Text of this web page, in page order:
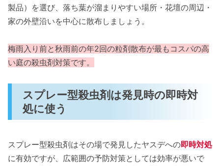
製品）を選び、落ち葉が溜まりやすい場所・花壇の周辺・
家の外壁沿いを中心に散布しましょう。
梅雨入り前と秋雨前の年2回の粒剤散布が最もコスパの高
い庭の殺虫剤対策です。
スプレー型殺虫剤は発見時の即時対
処に使う
スプレー型殺虫剤はその場で発見したヤスデへの即時対処
に有効ですが、広範囲の予防対策としては効率が悪いで